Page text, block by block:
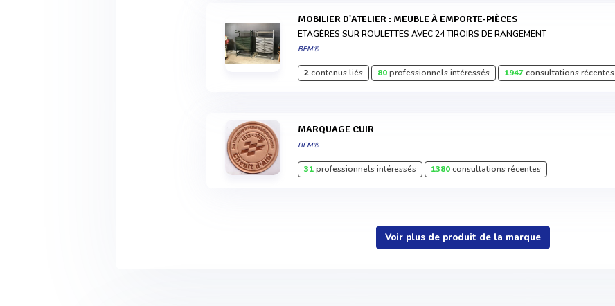
MOBILIER D'ATELIER : MEUBLE À EMPORTE-PIÈCES
ETAGÈRES SUR ROULETTES AVEC 24 TIROIRS DE RANGEMENT
BFM®
2contenus liés 80professionnels intéressés 1947consultations récentes
MARQUAGE CUIR
BFM®
31professionnels intéressés 1380consultations récentes
Voir plus de produit de la marque